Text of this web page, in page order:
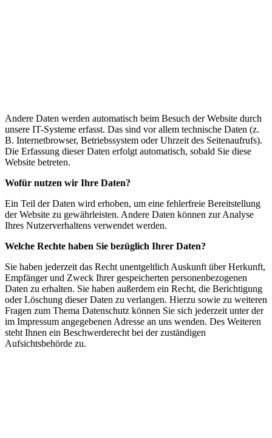
Andere Daten werden automatisch beim Besuch der Website durch
unsere IT-Systeme erfasst. Das sind vor allem technische Daten (z.
B. Internetbrowser, Betriebssystem oder Uhrzeit des Seitenaufrufs).
Die Erfassung dieser Daten erfolgt automatisch, sobald Sie diese
Website betreten.
Wofür nutzen wir Ihre Daten?
Ein Teil der Daten wird erhoben, um eine fehlerfreie Bereitstellung
der Website zu gewährleisten. Andere Daten können zur Analyse
Ihres Nutzerverhaltens verwendet werden.
Welche Rechte haben Sie bezüglich Ihrer Daten?
Sie haben jederzeit das Recht unentgeltlich Auskunft über Herkunft,
Empfänger und Zweck Ihrer gespeicherten personenbezogenen
Daten zu erhalten. Sie haben außerdem ein Recht, die Berichtigung
oder Löschung dieser Daten zu verlangen. Hierzu sowie zu weiteren
Fragen zum Thema Datenschutz können Sie sich jederzeit unter der
im Impressum angegebenen Adresse an uns wenden. Des Weiteren
steht Ihnen ein Beschwerderecht bei der zuständigen
Aufsichtsbehörde zu.